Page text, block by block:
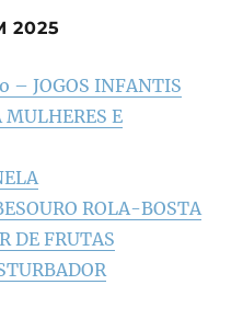
2025
– JOGOS INFANTIS
MULHERES E
ROLA-BOSTA
DE FRUTAS